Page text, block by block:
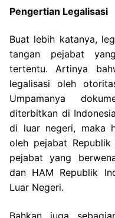
Pengertian Legalisasi
Buat lebih katanya,
tangan pejabat
tertentu. Artinya
legalisasi oleh
Umpamanya
diterbitkan di
di luar negeri, maka
oleh pejabat
pejabat yang
dan HAM Republik
Luar Negeri.
Bahkan juga